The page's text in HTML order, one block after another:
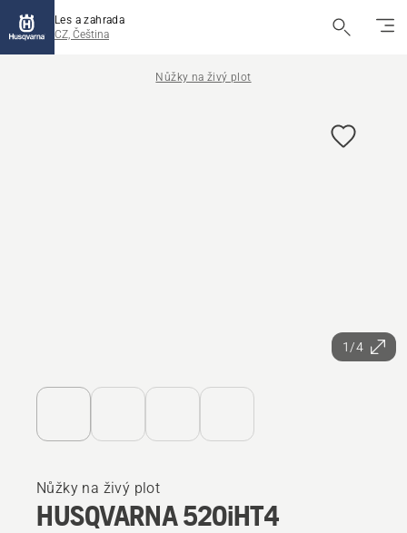
Les a zahrada
CZ, Čeština
Nůžky na živý plot
1/4
Nůžky na živý plot
HUSQVARNA 520iHT4